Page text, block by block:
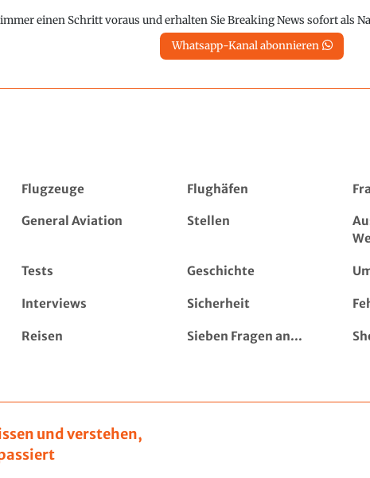
einen Schritt voraus und erhalten Sie Breaking News sofort als
Whatsapp-Kanal abonnieren
Flugzeuge Flughäfen
General Aviation Stellen
Tests Geschichte
Interviews Sicherheit
Reisen Sieben Fragen an...
und verstehen,